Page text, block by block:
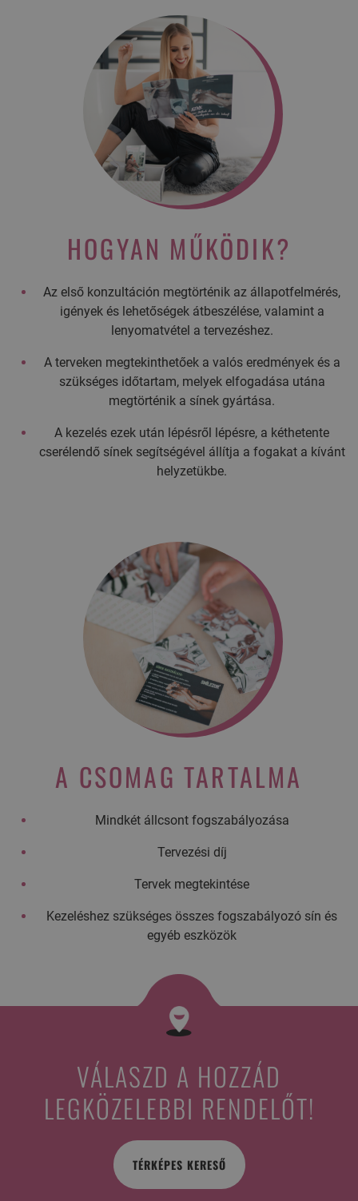
HOGYAN MŰKÖDIK?
Az első konzultáción megtörténik az állapotfelmérés,
igények és lehetőségek átbeszélése, valamint a
lenyomatvétel a tervezéshez.
A terveken megtekinthetőek a valós eredmények és a
szükséges időtartam, melyek elfogadása utána
megtörténik a sínek gyártása.
A kezelés ezek után lépésről lépésre, a kéthetente
cserélendő sínek segítségével állítja a fogakat a kívánt
helyzetükbe.
A CSOMAG TARTALMA
Mindkét állcsont fogszabályozása
Tervezési díj
Tervek megtekintése
Kezeléshez szükséges összes fogszabályozó sín és
egyéb eszközök
VÁLASZD A HOZZÁD
LEGKÖZELEBBI RENDELŐT!
TÉRKÉPES KERESŐ